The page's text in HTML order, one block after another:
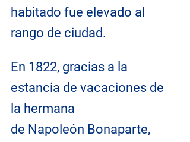
habitado fue elevado al
rango de ciudad.
En 1822, gracias a la
estancia de vacaciones de
la hermana
de Napoleón Bonaparte,